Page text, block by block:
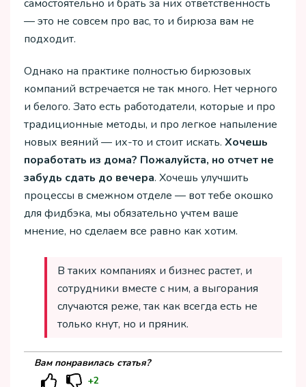
самостоятельно и брать за них ответственность
— это не совсем про вас, то и бирюза вам не
подходит.
Однако на практике полностью бирюзовых
компаний встречается не так много. Нет черного
и белого. Зато есть работодатели, которые и про
традиционные методы, и про легкое напыление
новых веяний — их-то и стоит искать. Хочешь
поработать из дома? Пожалуйста, но отчет не
забудь сдать до вечера. Хочешь улучшить
процессы в смежном отделе — вот тебе окошко
для фидбэка, мы обязательно учтем ваше
мнение, но сделаем все равно как хотим.
В таких компаниях и бизнес растет, и
сотрудники вместе с ним, а выгорания
случаются реже, так как всегда есть не
только кнут, но и пряник.
Вам понравилась статья?
+2